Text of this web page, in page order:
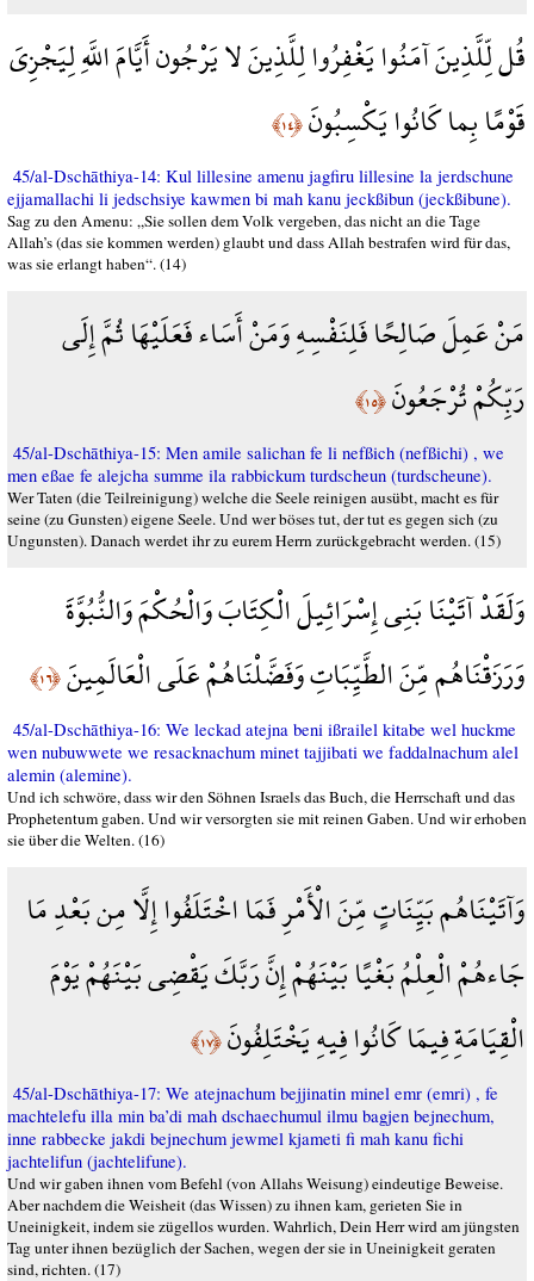
قُل لِّلَّذِينَ آمَنُوا يَغْفِرُوا لِلَّذِينَ لا يَرْجُون أَيَّامَ اللَّهِ لِيَجْزِيَ
قَوْمًا بِما كَانُوا يَكْسِبُونَ﴿١٤﴾
45/al-Dschāthiya-14: Kul lillesine amenu jagfiru lillesine la jerdschune
ejjamallachi li jedschsiye kawmen bi mah kanu jeckßibun (jeckßibune).
Sag zu den Amenu: „Sie sollen dem Volk vergeben, das nicht an die Tage
Allah’s (das sie kommen werden) glaubt und dass Allah bestrafen wird für das,
was sie erlangt haben“. (14)
مَنْ عَمِلَ صَالِحًا فَلِنَفْسِهِ وَمَنْ أَسَاء فَعَلَيْهَا ثُمَّ إِلَى
رَبِّكُمْ تُرْجَعُونَ﴿١٥﴾
45/al-Dschāthiya-15: Men amile salichan fe li nefßich (nefßichi) , we
men eßae fe alejcha summe ila rabbickum turdscheun (turdscheune).
Wer Taten (die Teilreinigung) welche die Seele reinigen ausübt, macht es für
seine (zu Gunsten) eigene Seele. Und wer böses tut, der tut es gegen sich (zu
Ungunsten). Danach werdet ihr zu eurem Herrn zurückgebracht werden. (15)
وَلَقَدْ آتَيْنَا بَنِي إِسْرَائِيلَ الْكِتَابَ وَالْحُكْمَ وَالنُّبُوَّةَ
وَرَزَقْنَاهُم مِّنَ الطَّيِّبَاتِ وَفَضَّلْنَاهُمْ عَلَى الْعَالَمِينَ﴿١٦﴾
45/al-Dschāthiya-16: We leckad atejna beni ißrailel kitabe wel huckme
wen nubuwwete we resacknachum minet tajjibati we faddalnachum alel
alemin (alemine).
Und ich schwöre, dass wir den Söhnen Israels das Buch, die Herrschaft und das
Prophetentum gaben. Und wir versorgten sie mit reinen Gaben. Und wir erhoben
sie über die Welten. (16)
وَآتَيْنَاهُم بَيِّنَاتٍ مِّنَ الْأَمْرِ فَمَا اخْتَلَفُوا إِلَّا مِن بَعْدِ مَا
جَاءهُمْ الْعِلْمُ بَغْيًا بَيْنَهُمْ إِنَّ رَبَّكَ يَقْضِي بَيْنَهُمْ يَوْمَ
الْقِيَامَةِ فِيمَا كَانُوا فِيهِ يَخْتَلِفُونَ﴿١٧﴾
45/al-Dschāthiya-17: We atejnachum bejjinatin minel emr (emri) , fe
machtelefu illa min ba’di mah dschaechumul ilmu bagjen bejnechum,
inne rabbecke jakdi bejnechum jewmel kjameti fi mah kanu fichi
jachtelifun (jachtelifune).
Und wir gaben ihnen vom Befehl (von Allahs Weisung) eindeutige Beweise.
Aber nachdem die Weisheit (das Wissen) zu ihnen kam, gerieten Sie in
Uneinigkeit, indem sie zügellos wurden. Wahrlich, Dein Herr wird am jüngsten
Tag unter ihnen bezüglich der Sachen, wegen der sie in Uneinigkeit geraten
sind, richten. (17)